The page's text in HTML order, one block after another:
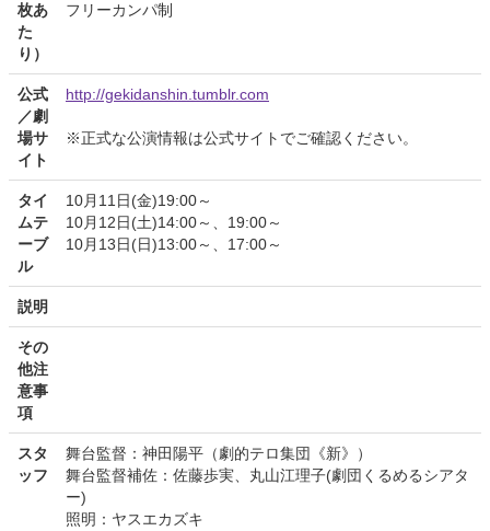
枚あ
た
り）
フリーカンパ制
公式
／劇
場サ
イト
http://gekidanshin.tumblr.com
※正式な公演情報は公式サイトでご確認ください。
タイ
ムテ
ーブ
ル
10月11日(金)19:00～
10月12日(土)14:00～、19:00～
10月13日(日)13:00～、17:00～
説明
その
他注
意事
項
スタ
ッフ
舞台監督：神田陽平（劇的テロ集団《新》）
舞台監督補佐：佐藤歩実、丸山江理子(劇団くるめるシアタ
ー)
照明：ヤスエカズキ